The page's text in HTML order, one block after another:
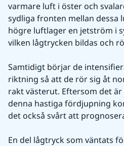
varmare luft i öster och
sydliga fronten mellan dessa
högre luftlager en jetström i
vilken lågtrycken bildas och
Samtidigt börjar de
riktning så att de rör sig åt
rakt västerut. Eftersom det
denna hastiga fördjupning
det också svårt att
En del lågtryck som väntats